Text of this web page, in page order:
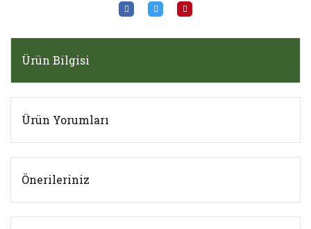
Ürün Bilgisi
Ürün Yorumları
Önerileriniz